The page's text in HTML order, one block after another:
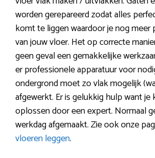
worden gerepareerd zodat alles
komt te liggen waardoor je nog
van jouw vloer. Het op correcte
geen geval een gemakkelijke
er professionele apparatuur voor
ondergrond moet zo vlak mogelijk
afgewerkt. Er is gelukkig hulp want
oplossen door een expert. Normaal
werkdag afgemaakt. Zie ook onze
vloeren leggen.